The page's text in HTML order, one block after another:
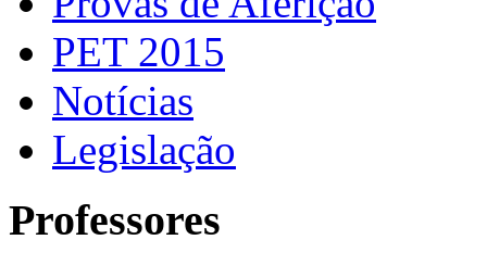
PET 2015
Notícias
Legislação
Professores